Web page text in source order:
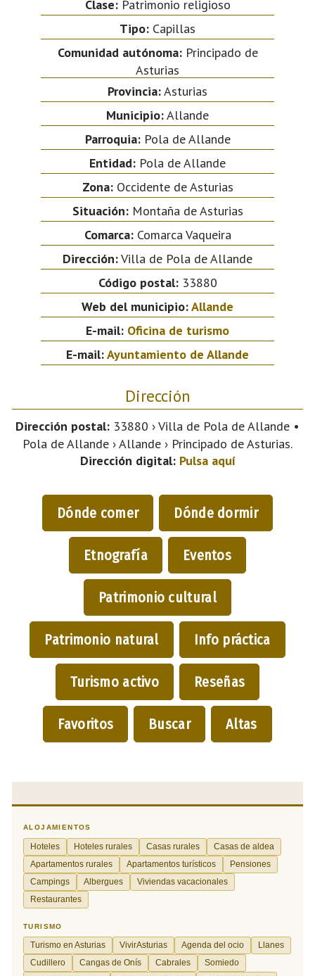
Clase:Patrimonio religioso
Tipo: Capillas
Comunidad autónoma:Principado de
Asturias
Provincia:Asturias
Municipio:Allande
Parroquia:Pola de Allande
Entidad: Pola de Allande
Zona:Occidente de Asturias
Situación:Montaña de Asturias
Comarca:Comarca Vaqueira
Dirección:Villa de Pola de Allande
Código postal:33880
Web del municipio:Allande
E-mail: Oficina de turismo
E-mail:Ayuntamiento de Allande
Dirección
Dirección postal: 33880 › Villa de Pola de Allande •
Pola de Allande › Allande › Principado de Asturias.
Dirección digital: Pulsa aquí
Dónde comer Dónde dormir
Etnografía Eventos
Patrimonio cultural
Patrimonio natural Info práctica
Turismo activo Reseñas
Favoritos Buscar Altas